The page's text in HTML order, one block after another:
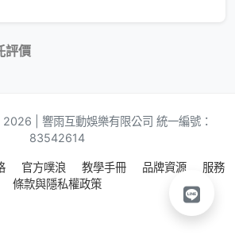
評價
| 響雨互動娛樂有限公司 統一編號：
83542614
官方噗浪 教學手冊 品牌資源
服務
條款與隱私權政策